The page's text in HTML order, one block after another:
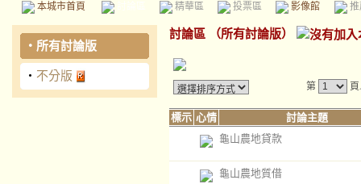
本城市首頁 精華區 投票區 影像館
‧ 所有討論版
‧ 不分版
討論區 （所有討論版）
第
標示 心情
討論主題
龜山農地貸款
龜山農地質借